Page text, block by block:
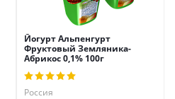
Йогурт Альпенгурт
Фруктовый Земляника-
Абрикос 0,1% 100г
Россия